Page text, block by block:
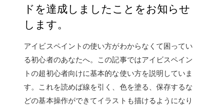
ドを達成しましたことをお知らせ
します。
アイビスペイントの使い方がわからなくて困ってい
る初心者のあなたへ。この記事ではアイビスペイン
トの超初心者向けに基本的な使い方を説明していま
す。これを読めば線を引く、色を塗る、保存するな
どの基本操作ができてイラストも描けるようになり